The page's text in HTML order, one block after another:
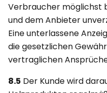
Verbraucher möglichst
und dem Anbieter
Eine unterlassene
die gesetzlichen
vertraglichen
8.5 Der Kunde wird